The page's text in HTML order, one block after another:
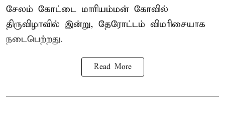
சேலம் கோட்டை மாரியம்மன் கோவில்
திருவிழாவில் இன்று, தேரோட்டம் விமரிசையாக
நடைபெற்றது.
Read More